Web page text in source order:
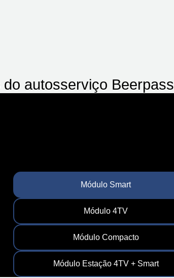
do autosserviço Beerpass
Módulo Smart
Módulo 4TV
Módulo Compacto
Módulo Estação 4TV + Smart